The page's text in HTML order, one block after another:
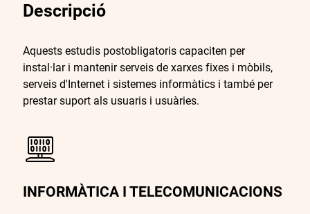
Descripció
Aquests estudis postobligatoris capaciten per
instal·lar i mantenir serveis de xarxes fixes i mòbils,
serveis d'Internet i sistemes informàtics i també per
prestar suport als usuaris i usuàries.
INFORMÀTICA I TELECOMUNICACIONS